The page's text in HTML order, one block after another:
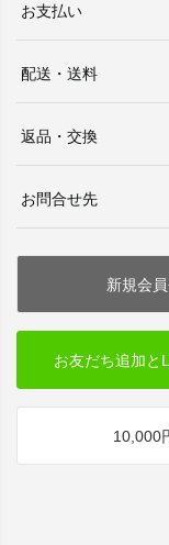
お支払い
配送・送料
返品・交換
お問合せ先
新規会
お友だち追加と
10,000